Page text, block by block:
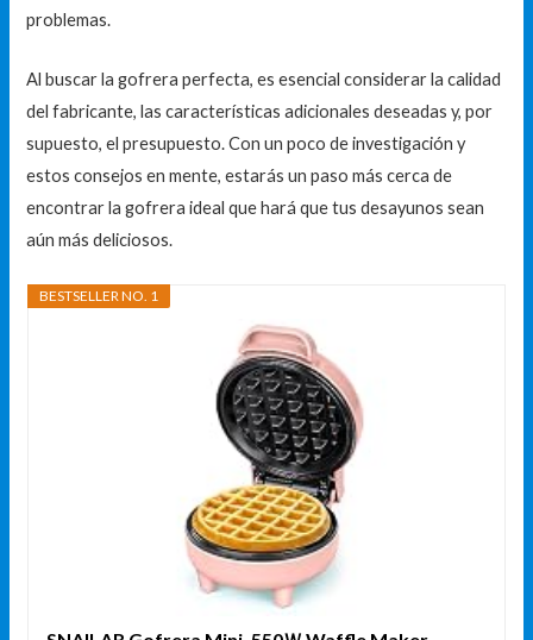
problemas.
Al buscar la gofrera perfecta, es esencial considerar la calidad
del fabricante, las características adicionales deseadas y, por
supuesto, el presupuesto. Con un poco de investigación y
estos consejos en mente, estarás un paso más cerca de
encontrar la gofrera ideal que hará que tus desayunos sean
aún más deliciosos.
BESTSELLER NO. 1